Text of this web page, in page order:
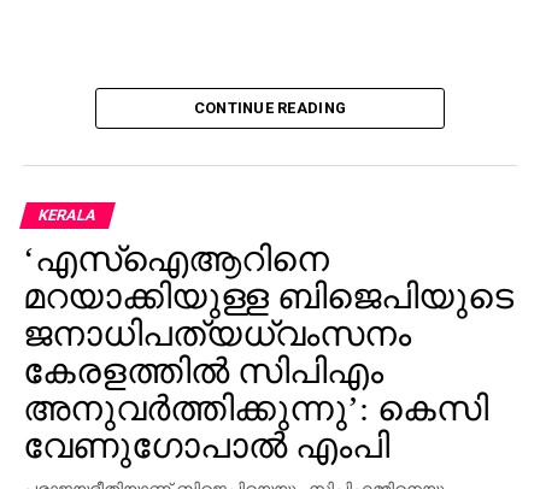
CONTINUE READING
KERALA
‘എസ്‌ഐആറിനെ
മറയാക്കിയുള്ള ബിജെപിയുടെ
ജനാധിപത്യധ്വംസനം
കേരളത്തില്‍ സിപിഎം
അനുവര്‍ത്തിക്കുന്നു’: കെസി
വേണുഗോപാല്‍ എംപി